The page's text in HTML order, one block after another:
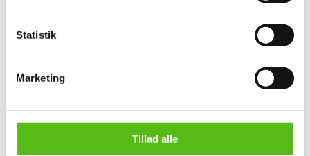
Statistik
Marketing
Tillad alle